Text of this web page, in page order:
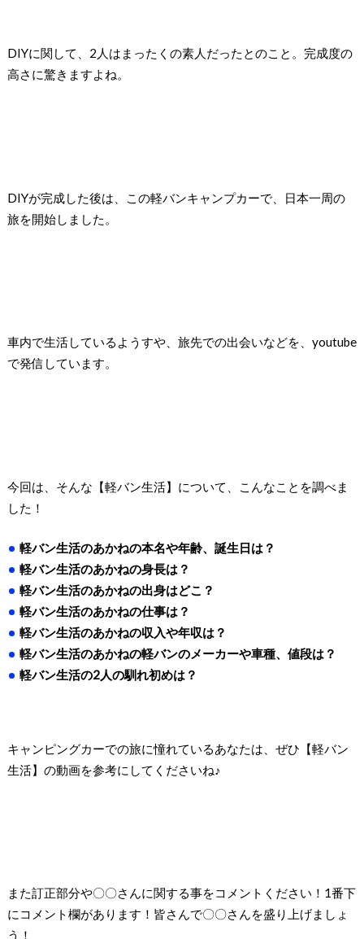
DIYに関して、2人はまったくの素人だったとのこと。完成度の
高さに驚きますよね。
DIYが完成した後は、この軽バンキャンプカーで、日本一周の
旅を開始しました。
車内で生活しているようすや、旅先での出会いなどを、youtube
で発信しています。
今回は、そんな【軽バン生活】について、こんなことを調べま
した！
軽バン生活のあかねの本名や年齢、誕生日は？
軽バン生活のあかねの身長は？
軽バン生活のあかねの出身はどこ？
軽バン生活のあかねの仕事は？
軽バン生活のあかねの収入や年収は？
軽バン生活のあかねの軽バンのメーカーや車種、値段は？
軽バン生活の2人の馴れ初めは？
キャンピングカーでの旅に憧れているあなたは、ぜひ【軽バン
生活】の動画を参考にしてくださいね♪
また訂正部分や〇〇さんに関する事をコメントください！1番下
にコメント欄があります！皆さんで〇〇さんを盛り上げましょ
う！